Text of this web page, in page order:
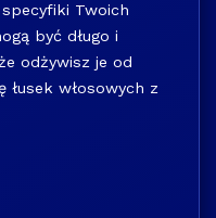
Twoich
być długo i
odżywisz je od
włosowych z